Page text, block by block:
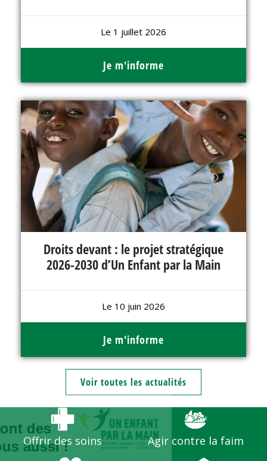
Bienvenue,
Les enfants ont des
droits...et vous aussi !
Le 1 juillet 2026
Je m'informe
Droits devant : le projet stratégique
2026-2030 d’Un Enfant par la Main
Le 10 juin 2026
Je m'informe
Voir toutes les actualités
Offrir des soins Agir contre la faim